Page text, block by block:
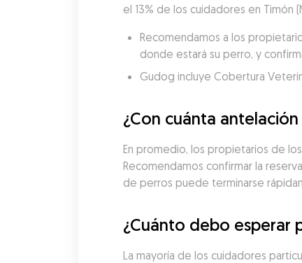
el 13% de los cuidadores en Timón
Recomendamos a los
donde estará su perro, y
Gudog incluye Cobertura
¿Con cuánta
En promedio, los propietarios de
Recomendamos confirmar la
de perros puede terminarse
¿Cuánto debo esperar
La mayoría de los cuidadores